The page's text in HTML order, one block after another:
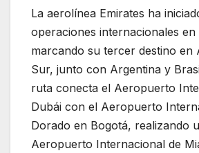
La aerolínea Emirates ha
operaciones internacionales en
marcando su tercer destino en
Sur, junto con Argentina y
ruta conecta el Aeropuerto
Dubái con el Aeropuerto
Dorado en Bogotá, realizando
Aeropuerto Internacional de